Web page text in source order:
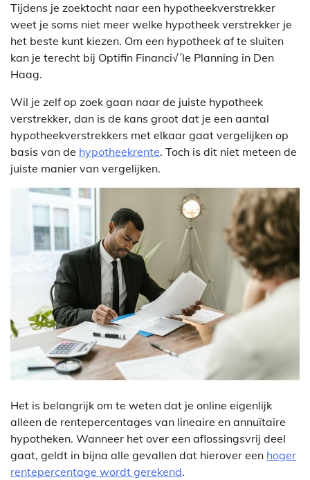
Tijdens je zoektocht naar een hypotheekverstrekker
weet je soms niet meer welke hypotheek verstrekker je
het beste kunt kiezen. Om een hypotheek af te sluiten
kan je terecht bij Optifin Financi√´le Planning in Den
Haag.
Wil je zelf op zoek gaan naar de juiste hypotheek
verstrekker, dan is de kans groot dat je een aantal
hypotheekverstrekkers met elkaar gaat vergelijken op
basis van de hypotheekrente. Toch is dit niet meteen de
juiste manier van vergelijken.
Het is belangrijk om te weten dat je online eigenlijk
alleen de rentepercentages van lineaire en annuïtaire
hypotheken. Wanneer het over een aflossingsvrij deel
gaat, geldt in bijna alle gevallen dat hierover een hoger
rentepercentage wordt gerekend.